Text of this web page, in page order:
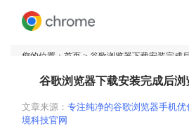
您的位置： 首页 > 谷歌浏览器下载安装完成
谷歌浏览器下载安装完成后
文章来源： 专注纯净的谷歌浏览器手机优
境科技官网